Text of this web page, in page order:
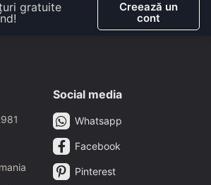
gratuite
Creează un
cont
Social media
Whatsapp
Facebook
Pinterest